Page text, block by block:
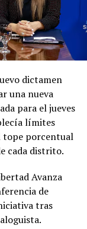
asistirá a la
de
las
con los
ideas, en una
antes de su
por la
y el mandato
dictamen
una nueva
para el jueves
límites
tope porcentual
cada distrito.
Avanza
de
tras